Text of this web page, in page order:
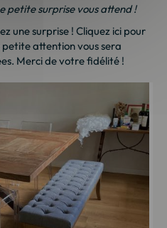
petite surprise vous attend !
une surprise ! Cliquez ici pour
petite attention vous sera
Merci de votre fidélité !